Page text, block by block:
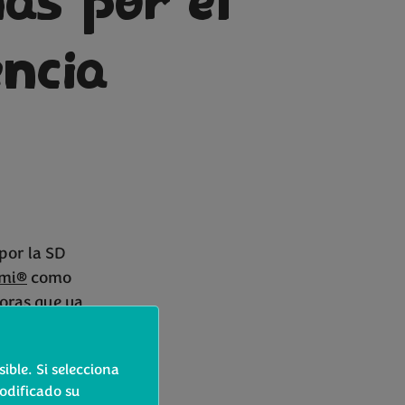
la SD
como
que ya
en
familia de
poder
Si selecciona
su